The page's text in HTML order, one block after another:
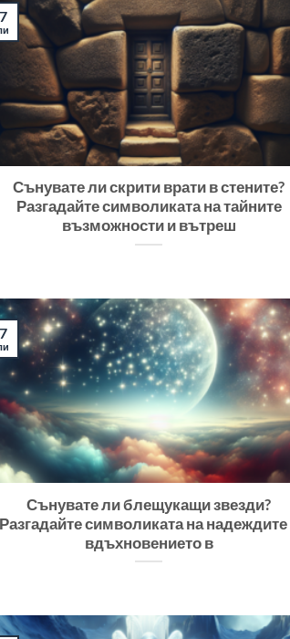
Сънувате ли скрити врати в стените?
Разгадайте символиката на тайните
възможности и вътреш
Сънувате ли блещукащи звезди?
Разгадайте символиката на надеждите
вдъхновението в